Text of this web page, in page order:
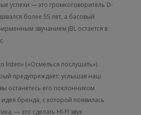
успехи — это громкоговоритель D-
более 55 лет, а басовый
звучанием JBL остается в
listen» («Осмелься послушать»)
предупреждает: услышав наш
вы останетесь его поклонником
идея бренда, с которой появилась
— это сделать HI-FI звук